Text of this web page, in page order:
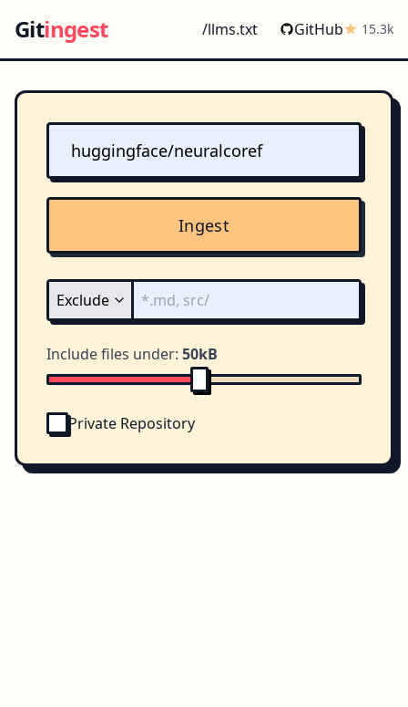
Gitingest /llms.txt GitHub 15.3k
Ingest
Include files under: 50kB
Private Repository